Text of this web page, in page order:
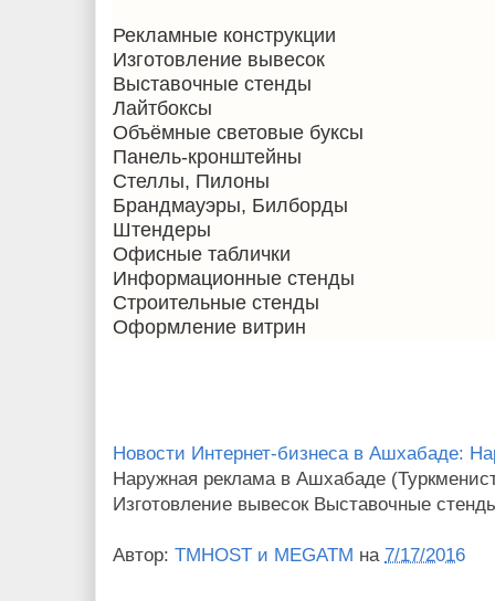
Рекламные конструкции
Изготовление вывесок
Выставочные стенды
Лайтбоксы
Объёмные световые буксы
Панель-кронштейны
Стеллы, Пилоны
Брандмауэры, Билборды
Штендеры
Офисные таблички
Информационные стенды
Строительные стенды
Оформление витрин
Новости Интернет-бизнеса в Ашхабаде:
Наружная реклама в Ашхабаде
Изготовление вывесок Выставочные
Автор: TMHOST и MEGATM на 7/17/2016